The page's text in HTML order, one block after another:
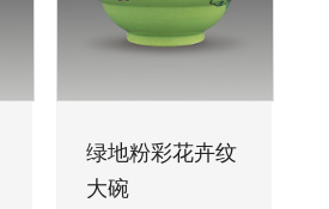
绿地粉彩花卉纹
大碗